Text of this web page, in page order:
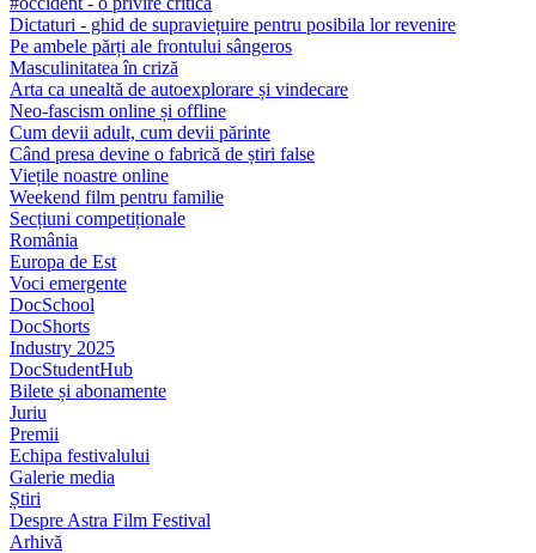
Dictaturi - ghid de supraviețuire pentru posibila lor revenire
Pe ambele părți ale frontului sângeros
Masculinitatea în criză
Arta ca unealtă de autoexplorare și vindecare
Neo-fascism online și offline
Cum devii adult, cum devii părinte
Când presa devine o fabrică de știri false
Viețile noastre online
Weekend film pentru familie
Secțiuni competiționale
România
Europa de Est
Voci emergente
DocSchool
DocShorts
Industry 2025
DocStudentHub
Bilete și abonamente
Juriu
Premii
Echipa festivalului
Galerie media
Știri
Despre Astra Film Festival
Arhivă